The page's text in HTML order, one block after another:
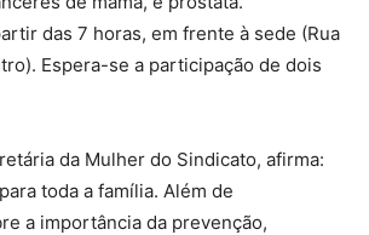
das 7 horas, em frente à sede (Rua
Espera-se a participação de dois
da Mulher do Sindicato, afirma:
toda a família. Além de
a importância da prevenção,